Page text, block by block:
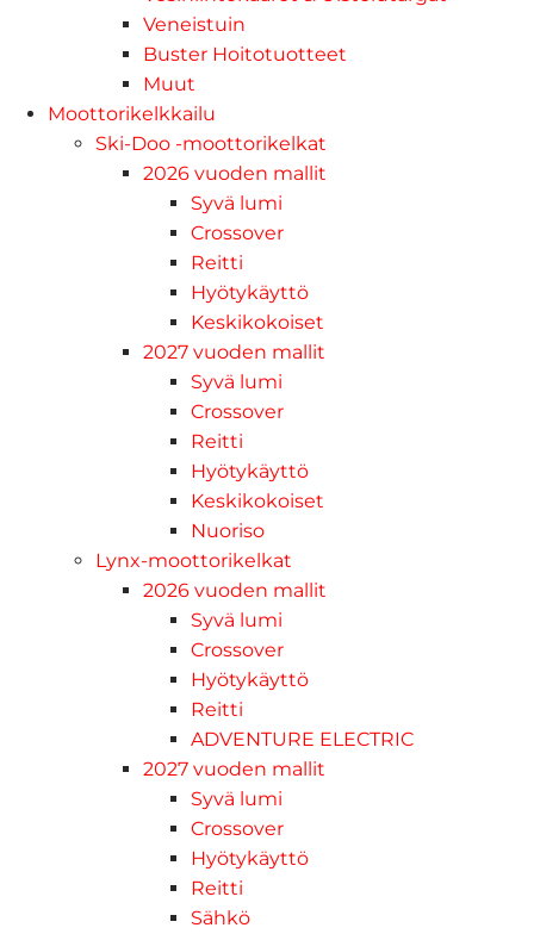
Veneistuin
Buster Hoitotuotteet
Muut
Moottorikelkkailu
Ski-Doo -moottorikelkat
2026 vuoden mallit
Syvä lumi
Crossover
Reitti
Hyötykäyttö
Keskikokoiset
2027 vuoden mallit
Syvä lumi
Crossover
Reitti
Hyötykäyttö
Keskikokoiset
Nuoriso
Lynx-moottorikelkat
2026 vuoden mallit
Syvä lumi
Crossover
Hyötykäyttö
Reitti
ADVENTURE ELECTRIC
2027 vuoden mallit
Syvä lumi
Crossover
Hyötykäyttö
Reitti
Sähkö